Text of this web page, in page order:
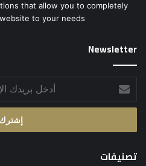
that allow you to completely
to your needs.
Newsletter
بريدك
الإلكتروني
تصنيفات